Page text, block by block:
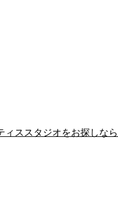
ィススタジオをお探しなら